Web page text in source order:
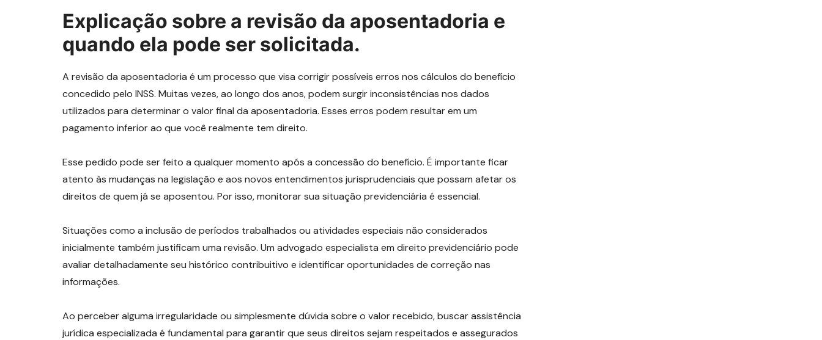
Explicação sobre a revisão da aposentadoria e
quando ela pode ser solicitada.
A revisão da aposentadoria é um processo que visa corrigir possíveis erros nos cálculos do benefício
concedido pelo INSS. Muitas vezes, ao longo dos anos, podem surgir inconsistências nos dados
utilizados para determinar o valor final da aposentadoria. Esses erros podem resultar em um
pagamento inferior ao que você realmente tem direito.
Esse pedido pode ser feito a qualquer momento após a concessão do benefício. É importante ficar
atento às mudanças na legislação e aos novos entendimentos jurisprudenciais que possam afetar os
direitos de quem já se aposentou. Por isso, monitorar sua situação previdenciária é essencial.
Situações como a inclusão de períodos trabalhados ou atividades especiais não considerados
inicialmente também justificam uma revisão. Um advogado especialista em direito previdenciário pode
avaliar detalhadamente seu histórico contribuitivo e identificar oportunidades de correção nas
informações.
Ao perceber alguma irregularidade ou simplesmente dúvida sobre o valor recebido, buscar assistência
jurídica especializada é fundamental para garantir que seus direitos sejam respeitados e assegurados